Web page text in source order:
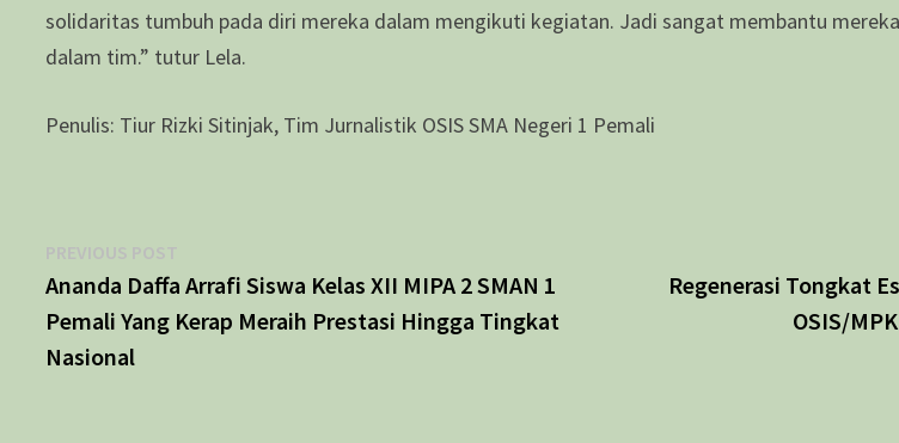
solidaritas tumbuh pada diri mereka dalam mengikuti kegiatan. Jadi sangat membantu
dalam tim.” tutur Lela.
Penulis: Tiur Rizki Sitinjak, Tim Jurnalistik OSIS SMA Negeri 1 Pemali
Navigasi
pos
PREVIOUS POST
post:
Ananda Daffa Arrafi Siswa Kelas XII MIPA 2 SMAN 1
Pemali Yang Kerap Meraih Prestasi Hingga Tingkat
Nasional
Regenerasi Tongkat
OSIS/